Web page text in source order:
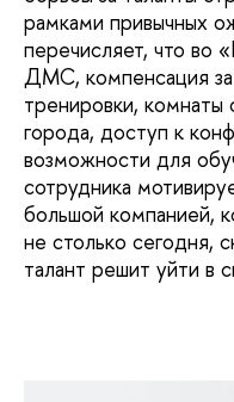
рамками привычных
перечисляет, что во
ДМС, компенсация за
тренировки, комнаты
города, доступ к
возможности для
сотрудника
большой компанией,
не столько сегодня,
талант решит уйти в